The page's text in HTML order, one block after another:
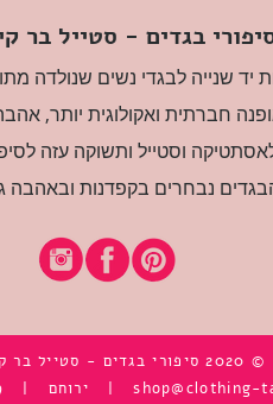
בגדים - סטייל בר
יד שנייה לבגדי נשים שנולדה
חברתית ואקולוגית יותר,
וסטייל ותשוקה עזה
נבחרים בקפדנות ובאהבה
ירוחם | |shop@clothing-
© 2020 סיפורי בגדים - סטייל בר קיימא